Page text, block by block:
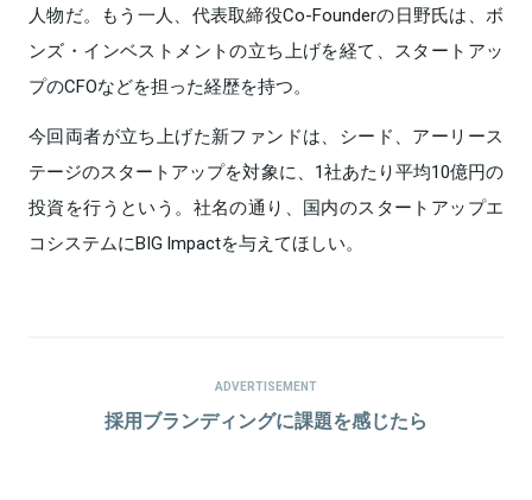
人物だ。もう一人、代表取締役Co-Founderの日野氏は、ボ
ンズ・インベストメントの立ち上げを経て、スタートアッ
プのCFOなどを担った経歴を持つ。
今回両者が立ち上げた新ファンドは、シード、アーリース
テージのスタートアップを対象に、1社あたり平均10億円の
投資を行うという。社名の通り、国内のスタートアップエ
コシステムにBIG Impactを与えてほしい。
ADVERTISEMENT
採用ブランディングに課題を感じたら